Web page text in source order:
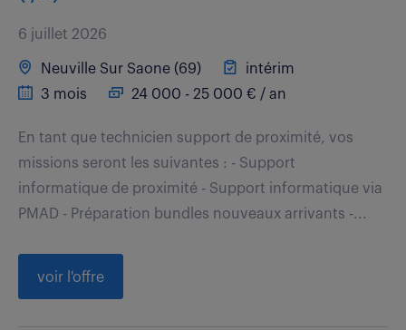
6 juillet 2026
Neuville Sur Saone (69)
intérim
3 mois
24 000 - 25 000 € / an
En tant que technicien support de proximité, vos
missions seront les suivantes : - Support
informatique de proximité - Support informatique via
PMAD - Préparation bundles nouveaux arrivants -...
voir l'offre